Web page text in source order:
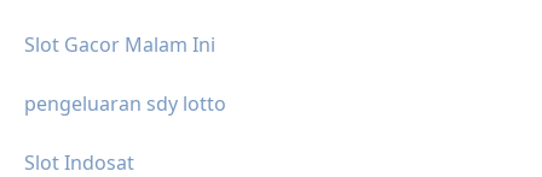
Slot Gacor Malam Ini
pengeluaran sdy lotto
Slot Indosat